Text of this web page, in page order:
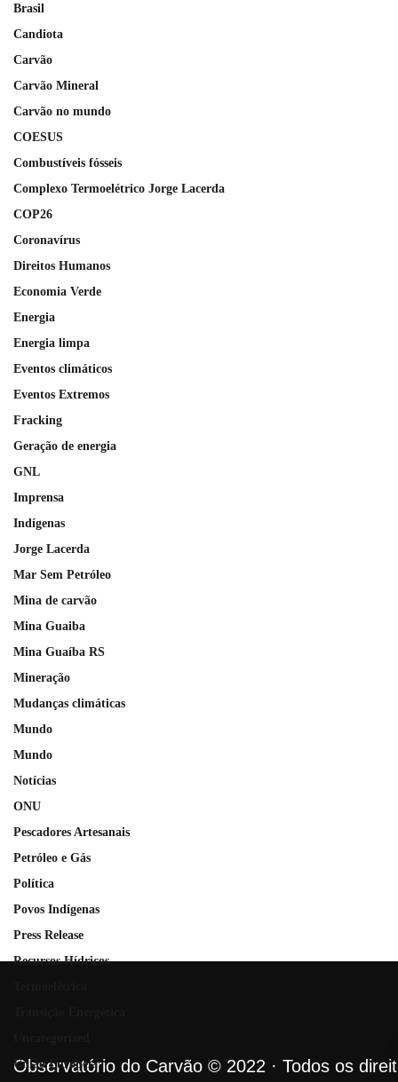
Brasil
Candiota
Carvão
Carvão Mineral
Carvão no mundo
COESUS
Combustíveis fósseis
Complexo Termoelétrico Jorge Lacerda
COP26
Coronavírus
Direitos Humanos
Economia Verde
Energia
Energia limpa
Eventos climáticos
Eventos Extremos
Fracking
Geração de energia
GNL
Imprensa
Indígenas
Jorge Lacerda
Mar Sem Petróleo
Mina de carvão
Mina Guaiba
Mina Guaíba RS
Mineração
Mudanças climáticas
Mundo
Mundo
Notícias
ONU
Pescadores Artesanais
Petróleo e Gás
Política
Povos Indígenas
Press Release
Recursos Hídricos
União Europeia
Observatório do Carvão © 2022 · Todos os